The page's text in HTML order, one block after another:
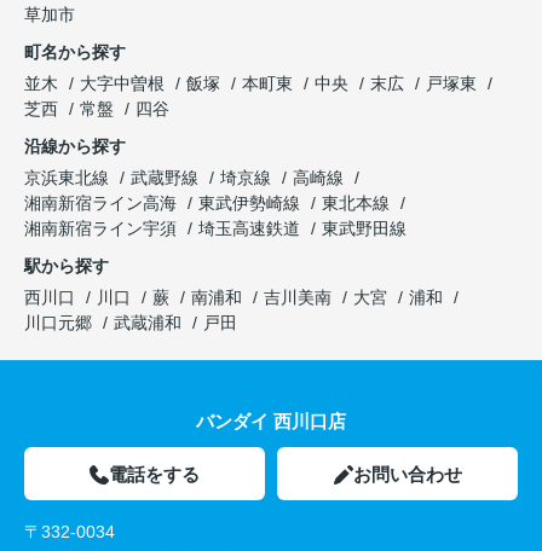
草加市
町名から探す
並木
大字中曽根 飯塚 本町東 中央 末広
戸塚東
芝西
常盤
四谷
沿線から探す
京浜東北線
武蔵野線 埼京線
高崎線
湘南新宿ライン高海
東武伊勢崎線
東北本線
湘南新宿ライン宇須
埼玉高速鉄道
東武野田線
駅から探す
西川口
川口 蕨 南浦和 吉川美南 大宮
浦和
川口元郷
武蔵浦和 戸田
バンダイ 西川口店
電話をする お問い合わせ
〒332-0034